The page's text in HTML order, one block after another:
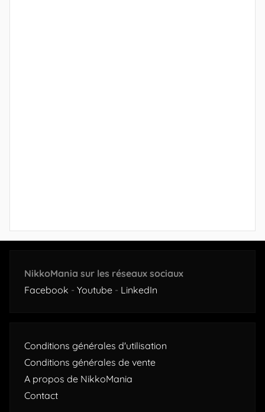
NikkoMania sur les réseaux sociaux
Facebook - Youtube - LinkedIn
Conditions générales d'utilisation
Conditions générales de vente
A propos de NikkoMania
Contact